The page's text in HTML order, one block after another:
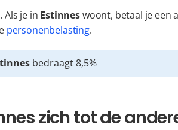
Als je in Estinnes
personenbelasting.
bedraagt 8,5%
zich tot de